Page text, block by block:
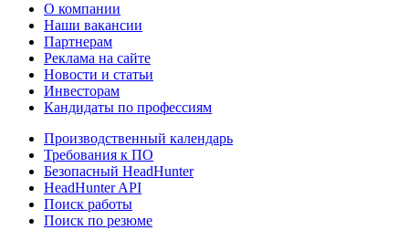
О компании
Наши вакансии
Партнерам
Реклама на сайте
Новости и статьи
Инвесторам
Кандидаты по профессиям
Производственный календарь
Требования к ПО
Безопасный HeadHunter
HeadHunter API
Поиск работы
Поиск по резюме